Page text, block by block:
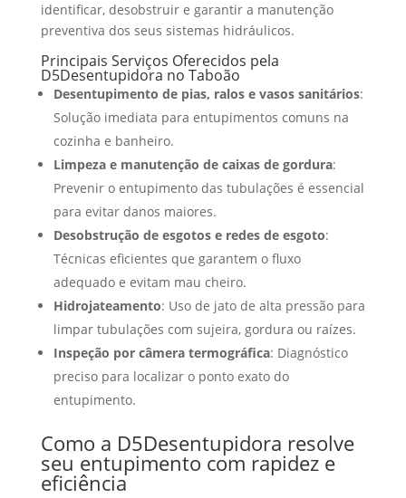
identificar, desobstruir e garantir a manutenção
preventiva dos seus sistemas hidráulicos.
Principais Serviços Oferecidos pela
D5Desentupidora no Taboão
Desentupimento de pias, ralos e vasos sanitários:
Solução imediata para entupimentos comuns na
cozinha e banheiro.
Limpeza e manutenção de caixas de gordura:
Prevenir o entupimento das tubulações é essencial
para evitar danos maiores.
Desobstrução de esgotos e redes de esgoto:
Técnicas eficientes que garantem o fluxo
adequado e evitam mau cheiro.
Hidrojateamento: Uso de jato de alta pressão para
limpar tubulações com sujeira, gordura ou raízes.
Inspeção por câmera termográfica: Diagnóstico
preciso para localizar o ponto exato do
entupimento.
Como a D5Desentupidora resolve
seu entupimento com rapidez e
eficiência